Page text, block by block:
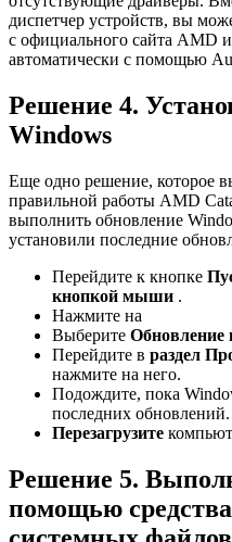
диспетчер устройств, вы
с официального сайта AMD
автоматически с помощью
Решение 4.
Windows
Еще одно решение, которое
правильной работы AMD
выполнить обновление
установили последние
Перейдите к кнопке
кнопкой мыши .
Нажмите на
Выберите Обновление
Перейдите в раздел
нажмите на него.
Подождите, пока
последних обновлений.
Перезагрузите
Решение 5.
помощью